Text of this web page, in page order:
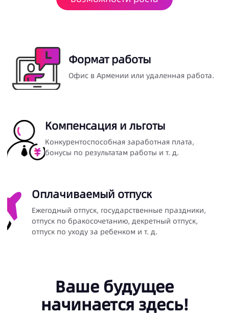
Формат работы
Офис в Армении или удаленная работа.
Компенсация и льготы
Конкурентоспособная заработная плата,
бонусы по результатам работы и т. д.
Оплачиваемый отпуск
Ежегодный отпуск, государственные праздники,
отпуск по бракосочетанию, декретный отпуск,
отпуск по уходу за ребенком и т. д.
Ваше будущее
начинается здесь!
Laaffic активно развивается, и мы ищем
менеджера по развитию бизнеса с
опытом в iGaming и ставках на спорт.
Если у вас сильный опыт в продажах,
Ваши обязанности
Поиск и привлечение новых бизнес-
возможностей в сфере iGaming